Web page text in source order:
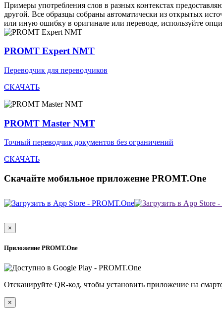
Примеры употребления слов в разных контекстах
другой. Все образцы собраны автоматически из открытых
или иную ошибку в оригинале или переводе, используйте
PROMT Expert NMT
Переводчик для переводчиков
СКАЧАТЬ
PROMT Master NMT
Точный переводчик документов без ограничений
СКАЧАТЬ
Скачайте мобильное приложение PROMT.One
×
Приложение PROMT.One
Отсканируйте QR-код, чтобы установить приложение на
×